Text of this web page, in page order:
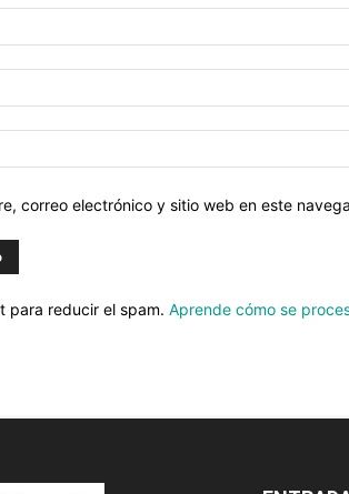
correo electrónico y sitio web en este
para reducir el spam. Aprende cómo se